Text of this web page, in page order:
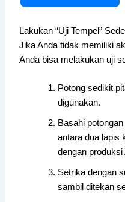
Lakukan “Uji Tempel”
Jika Anda tidak memiliki
Anda bisa melakukan uji
Potong sedikit
digunakan.
Basahi
antara dua lapis
dengan produksi
Setrika dengan
sambil ditekan